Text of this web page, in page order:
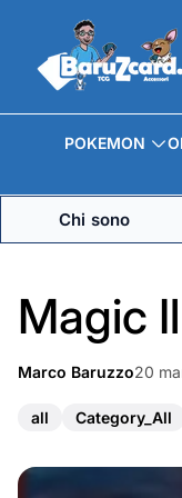
Logo
negozio"
POKEMON
Chi sono
Magic
Autore
Marco Baruzzo20
T
d
all
T
d
Category_All